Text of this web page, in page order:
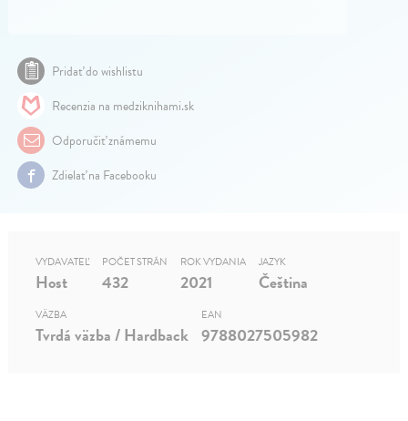
Pridať do wishlistu
Recenzia na medziknihami.sk
Odporučiť známemu
Zdielať na Facebooku
VYDAVATEĽ
Host
POČET STRÁN
432
ROK VYDANIA
2021
JAZYK
Čeština
VÄZBA
Tvrdá väzba / Hardback
EAN
9788027505982